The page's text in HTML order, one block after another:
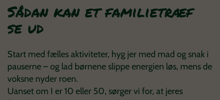
Sådan kan et familietræf
se ud
Start med fælles aktiviteter, hyg jer med mad og snak i
pauserne – og lad børnene slippe energien løs, mens de
voksne nyder roen.
Uanset om I er 10 eller 50, sørger vi for, at jeres